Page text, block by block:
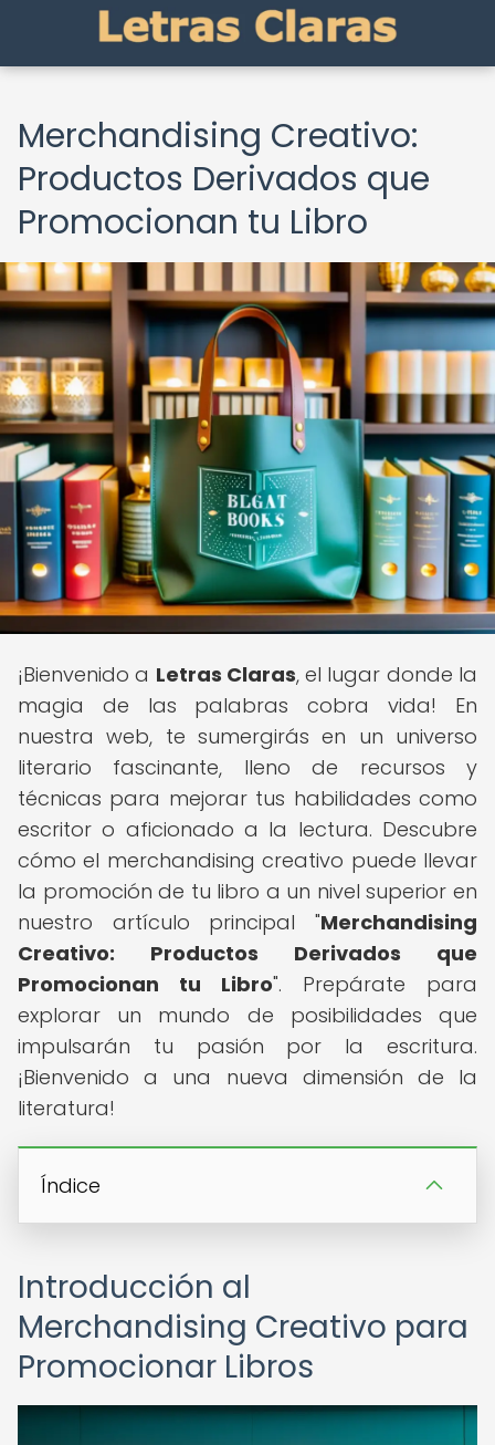
Merchandising Creativo:
Productos Derivados que
Promocionan tu Libro
¡Bienvenido a Letras Claras, el lugar donde la
magia de las palabras cobra vida! En
nuestra web, te sumergirás en un universo
literario fascinante, lleno de recursos y
técnicas para mejorar tus habilidades como
escritor o aficionado a la lectura. Descubre
cómo el merchandising creativo puede llevar
la promoción de tu libro a un nivel superior en
nuestro artículo principal "Merchandising
Creativo: Productos Derivados que
Promocionan tu Libro". Prepárate para
explorar un mundo de posibilidades que
impulsarán tu pasión por la escritura.
¡Bienvenido a una nueva dimensión de la
literatura!
Índice
Introducción al
Merchandising Creativo para
Promocionar Libros